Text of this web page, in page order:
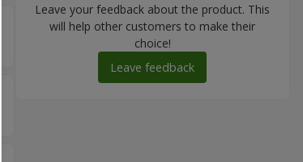
Leave your feedback about the product. This
will help other customers to make their
choice!
Leave feedback